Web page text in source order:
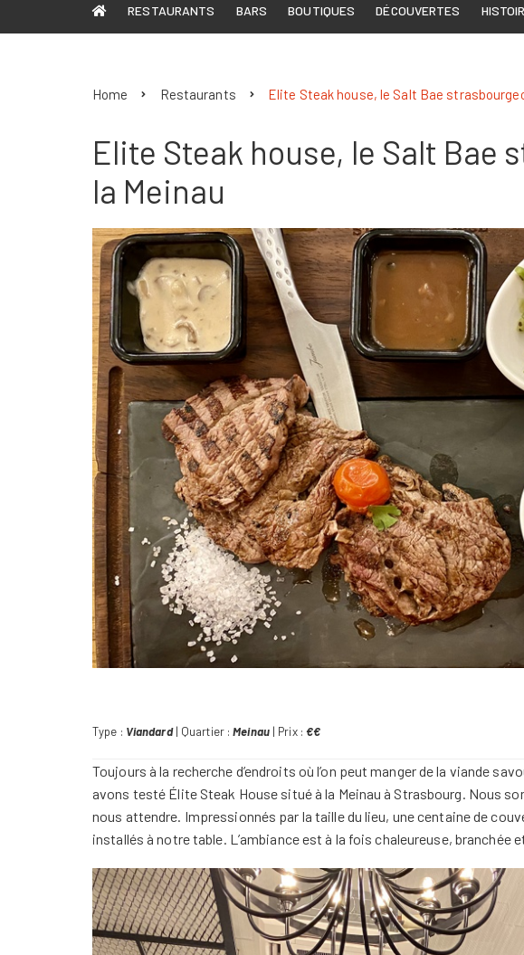
RESTAURANTS BARS BOUTIQUES DÉCOUVERTES
Home Restaurants Elite Steak house, le Salt Bae
Elite Steak house, le Salt Bae
la Meinau
Type : Viandard| Quartier :Meinau| Prix : €€
Toujours à la recherche d’endroits où l’on peut manger de la viande
avons testé Élite Steak House situé à la Meinau à Strasbourg. Nous
nous attendre. Impressionnés par la taille du lieu, une centaine de
installés à notre table. L’ambiance est à la fois chaleureuse, branchée